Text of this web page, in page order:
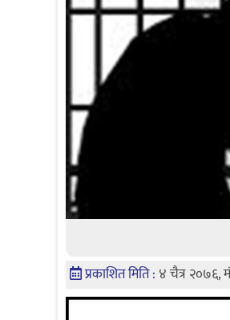
प्रकाशित मिति : ४ चैत्र २०७६,